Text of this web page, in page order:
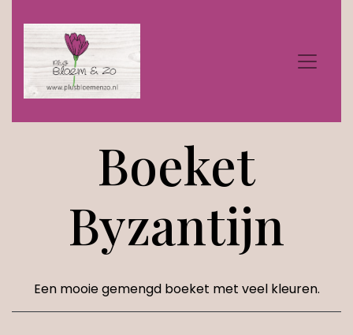
Boeket
Byzantijn
Een mooie gemengd boeket met veel kleuren.